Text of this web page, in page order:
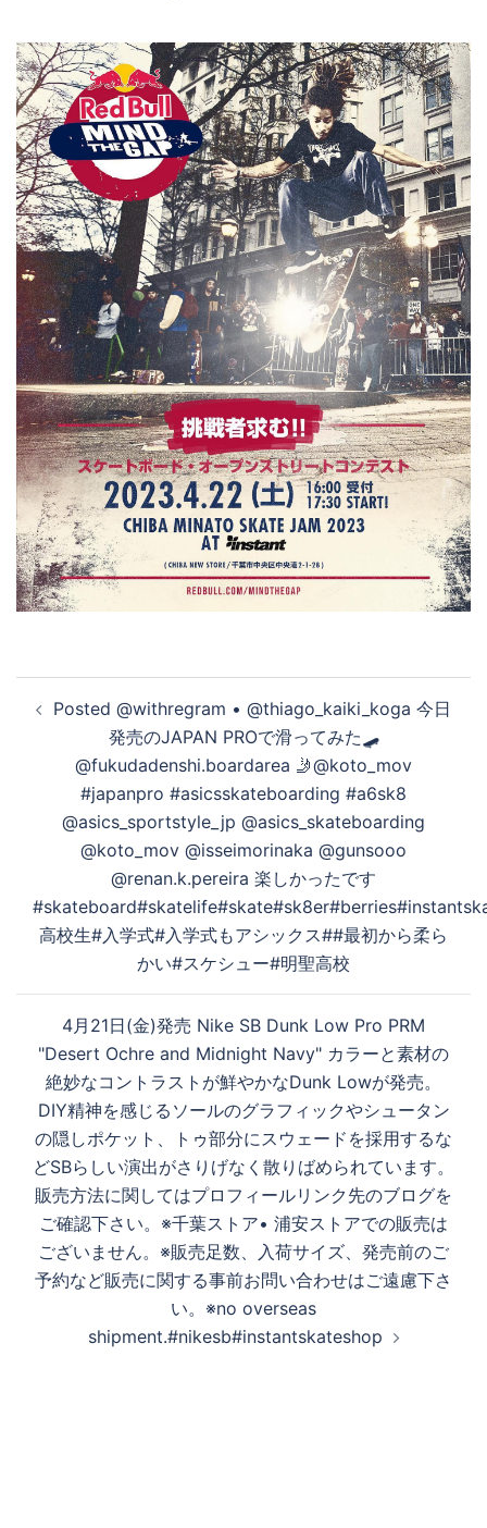
稿
ョ
ン
Posted @withregram • @thiago_kaiki_koga 今日
発売のJAPAN PROで滑ってみた🛹
@fukudadenshi.boardarea 🤳@koto_mov
#japanpro #asicsskateboarding #a6sk8
@asics_sportstyle_jp @asics_skateboarding
@koto_mov @isseimorinaka @gunsooo
@renan.k.pereira 楽しかったです
高校生#入学式#入学式もアシックス##最初から柔ら
かい#スケシュー#明聖高校
4月21日(金)発売 Nike SB Dunk Low Pro PRM
"Desert Ochre and Midnight Navy" カラーと素材の
絶妙なコントラストが鮮やかなDunk Lowが発売。
DIY精神を感じるソールのグラフィックやシュータン
の隠しポケット、トゥ部分にスウェードを採用するな
どSBらしい演出がさりげなく散りばめられています。
販売方法に関してはプロフィールリンク先のブログを
ご確認下さい。※千葉ストア• 浦安ストアでの販売は
ございません。※販売足数、入荷サイズ、発売前のご
予約など販売に関する事前お問い合わせはご遠慮下さ
い。※no overseas
shipment.#nikesb#instantskateshop